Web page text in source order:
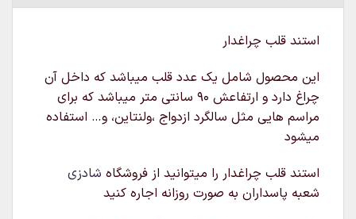
استند قلب چراغدار
این محصول شامل یک عدد قلب میباشد که داخل آن
چراغ دارد و ارتفاعش ۹۰ سانتی متر میباشد که برای
مراسم هایی مثل سالگرد ازدواج ،ولنتاین، و… استفاده
میشود
استند قلب چراغدار را میتوانید از فروشگاه شادزی
شعبه پاسداران به صورت روزانه اجاره کنید